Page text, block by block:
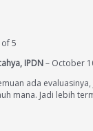
5
IPDN– October
ada
mana. Jadi lebih